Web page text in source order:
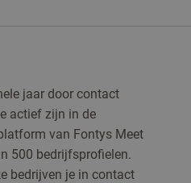
jaar door contact
actief zijn in de
van Fontys Meet
500 bedrijfsprofielen.
bedrijven je in contact